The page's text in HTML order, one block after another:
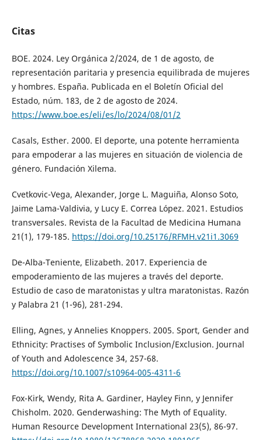
Citas
BOE. 2024. Ley Orgánica 2/2024, de 1 de agosto, de
representación paritaria y presencia equilibrada de mujeres
y hombres. España. Publicada en el Boletín Oficial del
Estado, núm. 183, de 2 de agosto de 2024.
https://www.boe.es/eli/es/lo/2024/08/01/2
Casals, Esther. 2000. El deporte, una potente herramienta
para empoderar a las mujeres en situación de violencia de
género. Fundación Xilema.
Cvetkovic-Vega, Alexander, Jorge L. Maguiña, Alonso Soto,
Jaime Lama-Valdivia, y Lucy E. Correa López. 2021. Estudios
transversales. Revista de la Facultad de Medicina Humana
21(1), 179-185. https://doi.org/10.25176/RFMH.v21i1.3069
De-Alba-Teniente, Elizabeth. 2017. Experiencia de
empoderamiento de las mujeres a través del deporte.
Estudio de caso de maratonistas y ultra maratonistas. Razón
y Palabra 21 (1-96), 281-294.
Elling, Agnes, y Annelies Knoppers. 2005. Sport, Gender and
Ethnicity: Practises of Symbolic Inclusion/Exclusion. Journal
of Youth and Adolescence 34, 257-68.
https://doi.org/10.1007/s10964-005-4311-6
Fox-Kirk, Wendy, Rita A. Gardiner, Hayley Finn, y Jennifer
Chisholm. 2020. Genderwashing: The Myth of Equality.
Human Resource Development International 23(5), 86-97.